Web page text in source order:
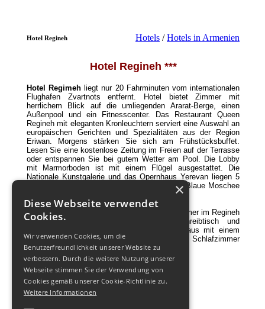
Hotel Regineh Hotels /Hotels in Armenien
Hotel Regineh ***
Hotel Regimeh liegt nur 20 Fahrminuten vom internationalen
Flughafen Zvartnots entfernt. Hotel bietet Zimmer mit
herrlichem Blick auf die umliegenden Ararat-Berge, einen
Außenpool und ein Fitnesscenter. Das Restaurant Queen
Regineh mit eleganten Kronleuchtern serviert eine Auswahl an
europäischen Gerichten und Spezialitäten aus der Region
Eriwan. Morgens stärken Sie sich am Frühstücksbuffet.
Lesen Sie eine kostenlose Zeitung im Freien auf der Terrasse
oder entspannen Sie bei gutem Wetter am Pool. Die Lobby
mit Marmorboden ist mit einem Flügel ausgestattet. Die
Nationale Kunstgalerie und das Opernhaus Yerevan liegen 5
km vom Regineh entfernt. Die wunderschöne Blaue Moschee
Hotel bietet 57 Zimmer. Alle klimatisierten Zimmer im Regineh
Hotel verfügen über Sat-TV, einen Schreibtisch und
kostenfreies WLAN. Einige sind darüber hinaus mit einem
Balkon sowie einem separaten Wohn- und Schlafzimmer
ausgestattet.
Zu Diensten der Gäste
24-Stunden-Rezeption
Kostenlose Parkplätze
×
Diese Webseite verwendet
Cookies.
Wir verwenden Cookies, um die
Benutzerfreundlichkeit unserer Website zu
verbessern. Durch die weitere Nutzung unserer
Webseite stimmen Sie der Verwendung von
Cookies gemäß unserer Cookie-Richtlinie zu.
Weitere Informationen